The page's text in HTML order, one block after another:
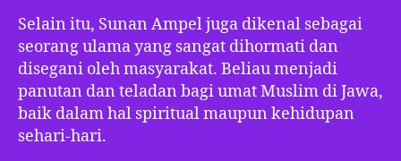
Selain itu, Sunan Ampel juga dikenal sebagai
seorang ulama yang sangat dihormati dan
disegani oleh masyarakat. Beliau menjadi
panutan dan teladan bagi umat Muslim di Jawa,
baik dalam hal spiritual maupun kehidupan
sehari-hari.